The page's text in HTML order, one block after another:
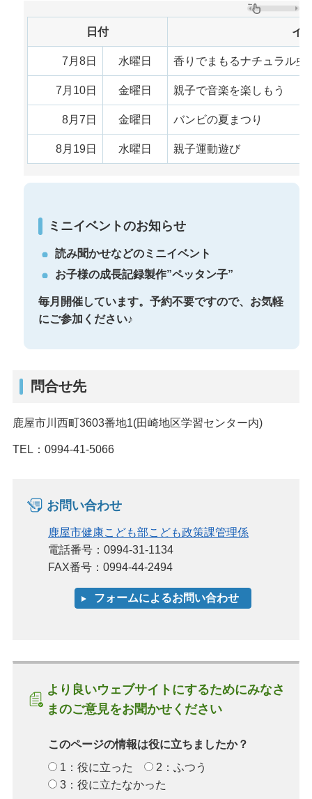
日付 イ
7月8日 水曜日 香りでまもるナチュラル虫
7月10日 金曜日 親子で音楽を楽しもう
8月7日 金曜日 バンビの夏まつり
8月19日 水曜日 親子運動遊び
ミニイベントのお知らせ
読み聞かせなどのミニイベント
お子様の成長記録製作”ペッタン子”
毎月開催しています。予約不要ですので、お気軽
にご参加ください♪
問合せ先
鹿屋市川西町3603番地1(田崎地区学習センター内)
TEL：0994-41-5066
お問い合わせ
鹿屋市健康こども部こども政策課管理係
電話番号：0994-31-1134
FAX番号：0994-44-2494
より良いウェブサイトにするためにみなさ
まのご意見をお聞かせください
このページの情報は役に立ちましたか？
1：役に立った
2：ふつう
3：役に立たなかった